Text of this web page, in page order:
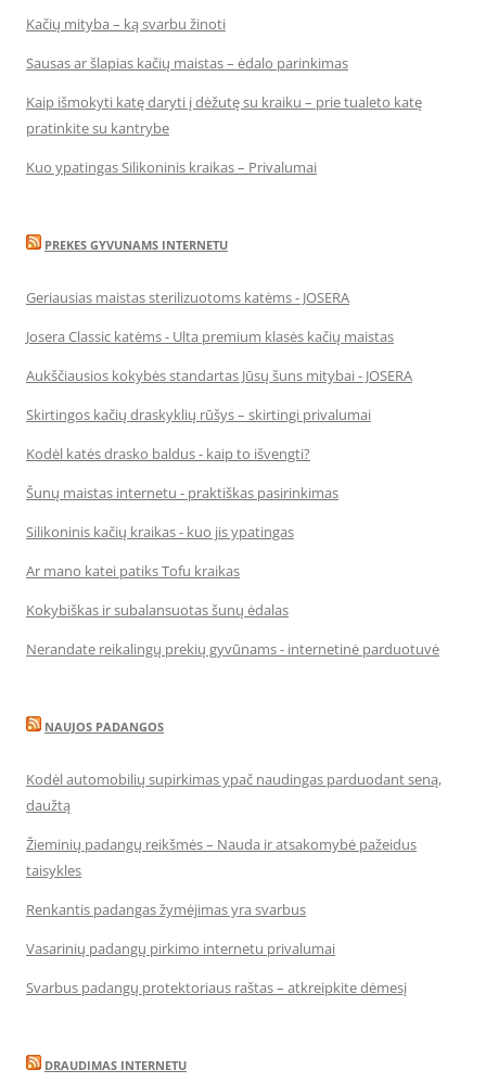
Kačių mityba – ką svarbu žinoti
Sausas ar šlapias kačių maistas – ėdalo parinkimas
Kaip išmokyti katę daryti į dėžutę su kraiku – prie tualeto katę
pratinkite su kantrybe
Kuo ypatingas Silikoninis kraikas – Privalumai
PREKES GYVUNAMS INTERNETU
Geriausias maistas sterilizuotoms katėms - JOSERA
Josera Classic katėms - Ulta premium klasės kačių maistas
Aukščiausios kokybės standartas Jūsų šuns mitybai - JOSERA
Skirtingos kačių draskyklių rūšys – skirtingi privalumai
Kodėl katės drasko baldus - kaip to išvengti?
Šunų maistas internetu - praktiškas pasirinkimas
Silikoninis kačių kraikas - kuo jis ypatingas
Ar mano katei patiks Tofu kraikas
Kokybiškas ir subalansuotas šunų ėdalas
Nerandate reikalingų prekių gyvūnams - internetinė parduotuvė
NAUJOS PADANGOS
Kodėl automobilių supirkimas ypač naudingas parduodant seną,
daužtą
Žieminių padangų reikšmės – Nauda ir atsakomybė pažeidus
taisykles
Renkantis padangas žymėjimas yra svarbus
Vasarinių padangų pirkimo internetu privalumai
Svarbus padangų protektoriaus raštas – atkreipkite dėmesį
DRAUDIMAS INTERNETU